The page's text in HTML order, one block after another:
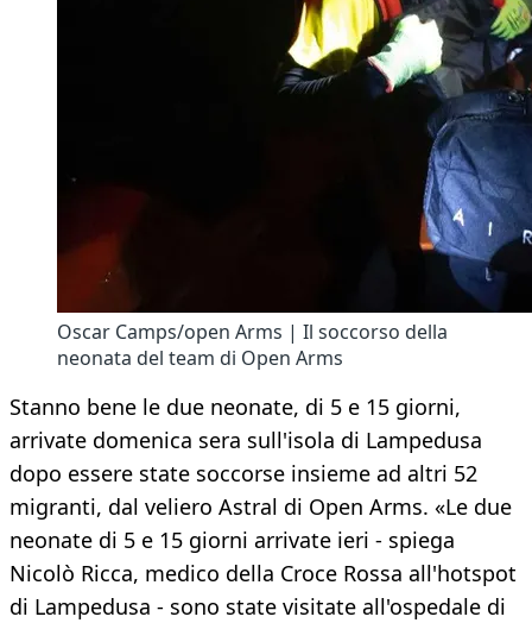
Oscar Camps/open Arms | Il soccorso della
neonata del team di Open Arms
Stanno bene le due neonate, di 5 e 15 giorni,
arrivate domenica sera sull'isola di Lampedusa
dopo essere state soccorse insieme ad altri 52
migranti, dal veliero Astral di Open Arms. «Le due
neonate di 5 e 15 giorni arrivate ieri - spiega
Nicolò Ricca, medico della Croce Rossa all'hotspot
di Lampedusa - sono state visitate all'ospedale di